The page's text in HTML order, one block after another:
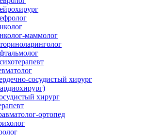
маммолог
сосудистый хирург
хирург
ортопед